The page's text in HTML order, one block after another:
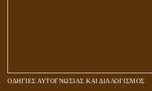
ΟΔΗΓΙΕΣ ΑΥΤΟΓΝΩΣΙΑΣ ΚΑΙ ΔΙΑΛΟΓΙΣΜΟΣ